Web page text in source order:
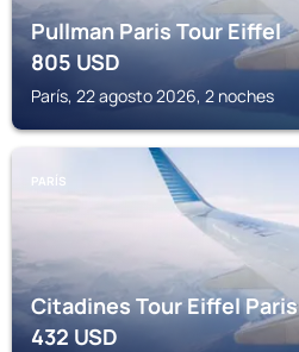
Pullman Paris Tour Eiffel
805USD
París, 22 agosto 2026, 2 noches
PARÍS
Citadines Tour Eiffel Paris
432USD